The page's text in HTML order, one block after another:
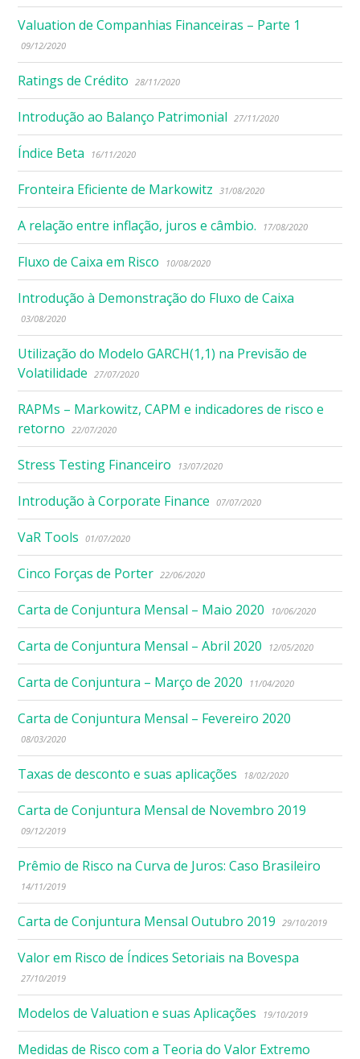
Valuation de Companhias Financeiras – Parte 1
09/12/2020
Ratings de Crédito 28/11/2020
Introdução ao Balanço Patrimonial 27/11/2020
Índice Beta 16/11/2020
Fronteira Eficiente de Markowitz 31/08/2020
A relação entre inflação, juros e câmbio. 17/08/2020
Fluxo de Caixa em Risco 10/08/2020
Introdução à Demonstração do Fluxo de Caixa
03/08/2020
Utilização do Modelo GARCH(1,1) na Previsão de
Volatilidade
27/07/2020
RAPMs – Markowitz, CAPM e indicadores de risco e
retorno
22/07/2020
Stress Testing Financeiro 13/07/2020
Introdução à Corporate Finance 07/07/2020
VaR Tools 01/07/2020
Cinco Forças de Porter 22/06/2020
Carta de Conjuntura Mensal – Maio 2020 10/06/2020
Carta de Conjuntura Mensal – Abril 2020 12/05/2020
Carta de Conjuntura – Março de 2020 11/04/2020
Carta de Conjuntura Mensal – Fevereiro 2020
08/03/2020
Taxas de desconto e suas aplicações 18/02/2020
Carta de Conjuntura Mensal de Novembro 2019
09/12/2019
Prêmio de Risco na Curva de Juros: Caso Brasileiro
14/11/2019
Carta de Conjuntura Mensal Outubro 2019 29/10/2019
Valor em Risco de Índices Setoriais na Bovespa
27/10/2019
Modelos de Valuation e suas Aplicações 19/10/2019
Medidas de Risco com a Teoria do Valor Extremo